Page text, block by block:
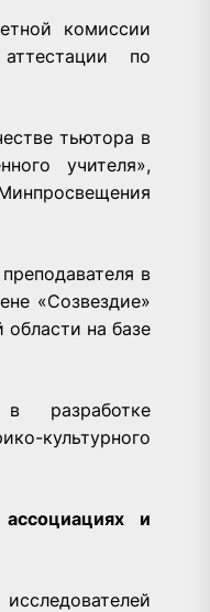
комиссии
по
тьютора в
учителя»,
в
«Созвездие»
на базе
культурного
и